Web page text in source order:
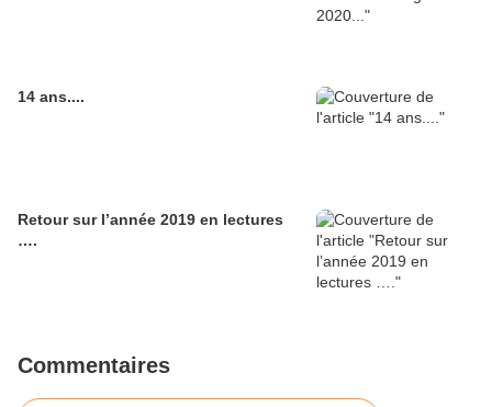
14 ans....
Retour sur l’année 2019 en lectures
….
Commentaires